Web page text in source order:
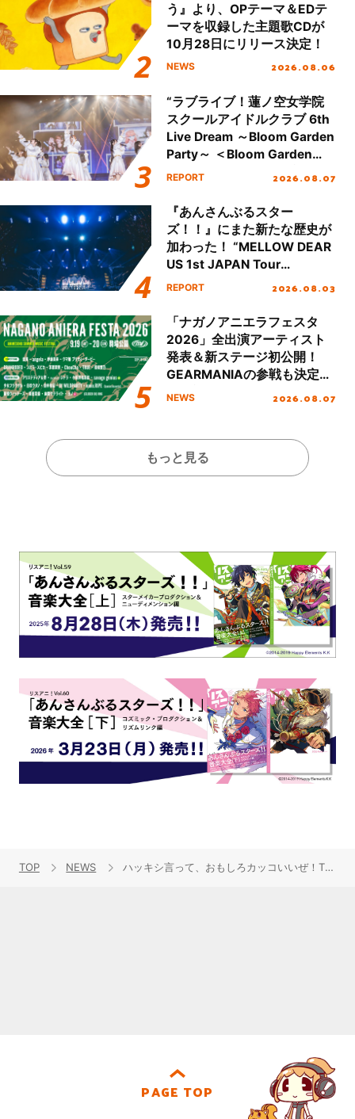
う』より、OPテーマ＆EDテ
ーマを収録した主題歌CDが
10月28日にリリース決定！
NEWS 2026.08.06
“ラブライブ！蓮ノ空女学院
スクールアイドルクラブ 6th
Live Dream ～Bloom Garden
Party～ ＜Bloom Garden
Party Stage／埼玉公演＞”
REPORT 2026.08.07
『あんさんぶるスター
ズ！！』にまた新たな歴史が
加わった！ “MELLOW DEAR
US 1st JAPAN Tour
Final「NICE to meet YOU
ート!!
REPORT 2026.08.03
「ナガノアニエラフェスタ
2026」全出演アーティスト
発表＆新ステージ初公開！
GEARMANIAの参戦も決定
し、初となる第3ステージの
NEWS 2026.08.07
もっと見る
TOP NEWS ハッキシ言って、おもしろカッコいいぜ！TVアニメ『魔神英雄伝ワタル』主題歌・劇中BGM・キャラクターソング初の配信スタート！
PAGE TOP